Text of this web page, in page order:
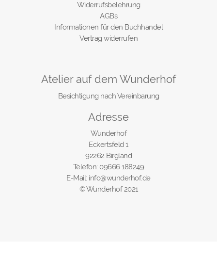
Widerrufsbelehrung
AGBs
Informationen für den Buchhandel
Vertrag widerrufen
Atelier auf dem Wunderhof
Besichtigung nach Vereinbarung
Adresse
Wunderhof
Eckertsfeld 1
92262 Birgland
Telefon: 09666 188249
E-Mail: info@wunderhof.de
© Wunderhof 2021